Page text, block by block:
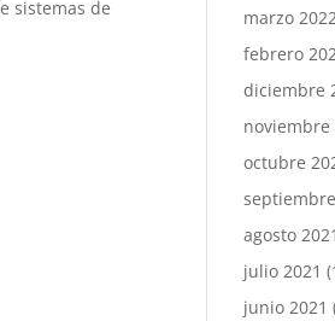
sistemas de
marzo
febrero
diciembre
noviembre
octubre
agosto 2021
julio 2021
junio 2021